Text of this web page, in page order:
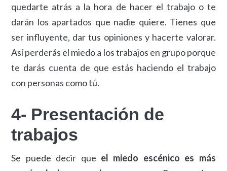
quedarte atrás a la hora de hacer el trabajo o te
darán los apartados que nadie quiere. Tienes que
ser influyente, dar tus opiniones y hacerte valorar.
Así perderás el miedo a los trabajos en grupo porque
te darás cuenta de que estás haciendo el trabajo
con personas como tú.
4- Presentación de
trabajos
Se puede decir que el miedo escénico es más